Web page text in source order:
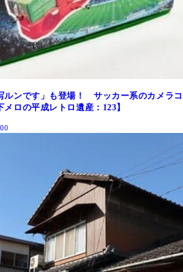
ルンです」も登場！ サッカー系のカメラコ
メロの平成レトロ遺産：123】